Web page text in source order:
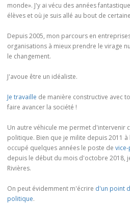
monde». J'y ai vécu des années
élèves et où je suis allé au bout de
Depuis 2005, mon parcours en
organisations à mieux prendre le virage
le changement.
J'avoue être un idéaliste.
Je travaille de manière constructive avec
faire avancer la société !
Un autre véhicule me permet d'intervenir
politique. Bien que je milite depuis 2011
occupé quelques années le poste de
depuis le début du mois d'octobre 2018,
Rivières.
On peut évidemment m'écrire d'un point
politique.